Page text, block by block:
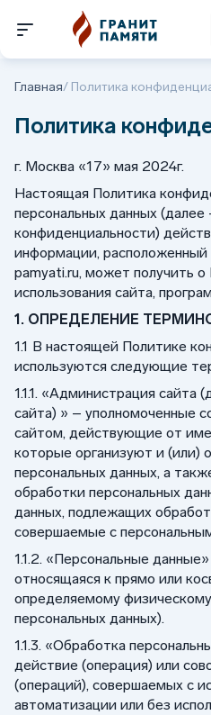
Главная/ Политика
Политика
г. Москва «17» мая 2024г.
Настоящая Политика
персональных данных
конфиденциальности)
информации,
pamyati.ru, может получить
использования сайта,
1. ОПРЕДЕЛЕНИЕ
1.1 В настоящей Политике
используются следующие
1.1.1. «Администрация сайта
сайта) » – уполномоченные
сайтом, действующие от
которые организуют и (или)
персональных данных, а
обработки персональных
данных, подлежащих
совершаемые с
1.1.2. «Персональные
относящаяся к прямо или
определяемому
персональных данных).
1.1.3. «Обработка
действие (операция) или
(операций), совершаемых с
автоматизации или без